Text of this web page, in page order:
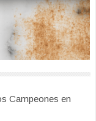
Campeones en